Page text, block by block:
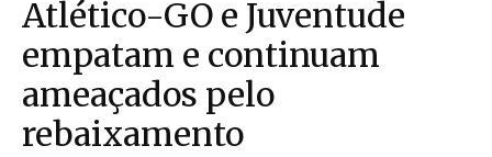
Atlético-GO e Juventude
empatam e continuam
ameaçados pelo
rebaixamento